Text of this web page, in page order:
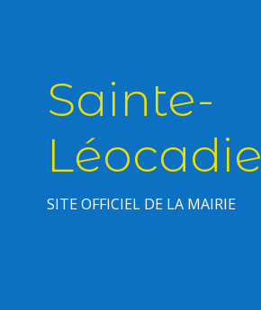
Sainte-
Léocadie
SITE OFFICIEL DE LA MAIRIE